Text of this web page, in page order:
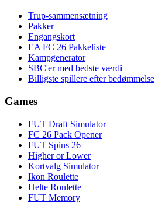
Trup-sammensætning
Pakker
Engangskort
EA FC 26 Pakkeliste
Kampgenerator
SBC'er med bedste værdi
Billigste spillere efter bedømmelse
Games
FUT Draft Simulator
FC 26 Pack Opener
FUT Spins 26
Higher or Lower
Kortvalg Simulator
Ikon Roulette
Helte Roulette
FUT Memory